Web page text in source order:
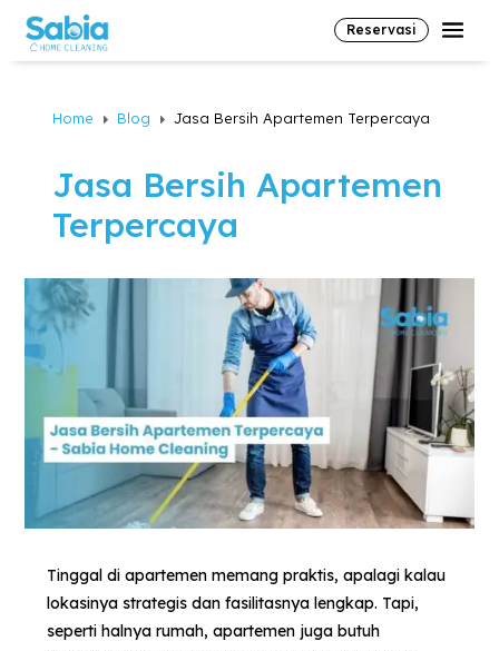
Reservasi
Home E Blog E Jasa Bersih Apartemen Terpercaya
Jasa Bersih Apartemen
Terpercaya
Tinggal di apartemen memang praktis, apalagi kalau
lokasinya strategis dan fasilitasnya lengkap. Tapi,
seperti halnya rumah, apartemen juga butuh